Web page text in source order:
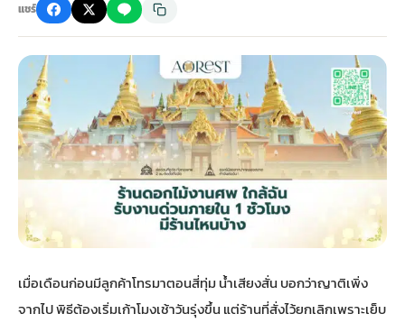
จัดดอกไม้หน้าศพ
ดอกไม้หน้าหีบ
ดอกไม้หน้างานศพ
ดอกไม้หน้าโลง
จัดดอกไม้หน้ารูป
จัดดอกไม้หน้าโลง
สั่งพวงหรีด
ร้านพวงหรีด
ดอกไม้พวงหรีด
พวงหรีดปทุม
พวงหรีดพระราม 2
พวงหรีด ปากคลองตลาด
มรุสีขาว
ไม้หน้าเมรุ
กไม้หน้าเมรุ
น้าเมรุ ราคา
มรุ กรุงเทพ
ไม้งานแต่ง ราคาถูก
ไม้งานแต่ง กรุงเทพ
อกไม้งานแต่ง
ดอกไม้งานแต่ง
ไม้งานแต่ง แบบสวยๆ
พวงหรีดพัดลม ราคาถูก
พวงหรีดพัดลม กรุงเทพ
พวงหรีดพัดลม ส่งด่วน
สั่งพวงหรีดพัดลม
ร้านพวงหรีดพัดลม
พวงหรีดพัดลม ปากคลองตลาด
รับจัดงานศพ ครบวงจร
รับจัดงานศพ กรุงเทพ
แพ็คเกจจัดงานศพ
ค่าใช้จ่ายจัดงานศพ
จัดงานศพ วัด
ขั้นตอนจัดงานศพ
แชร์
เมื่อเดือนก่อนมีลูกค้าโทรมาตอนสี่ทุ่ม น้ำเสียงสั่น บอกว่าญาติเพิ่ง
จากไป พิธีต้องเริ่มเก้าโมงเช้าวันรุ่งขึ้น แต่ร้านที่สั่งไว้ยกเลิกเพราะเย็บ